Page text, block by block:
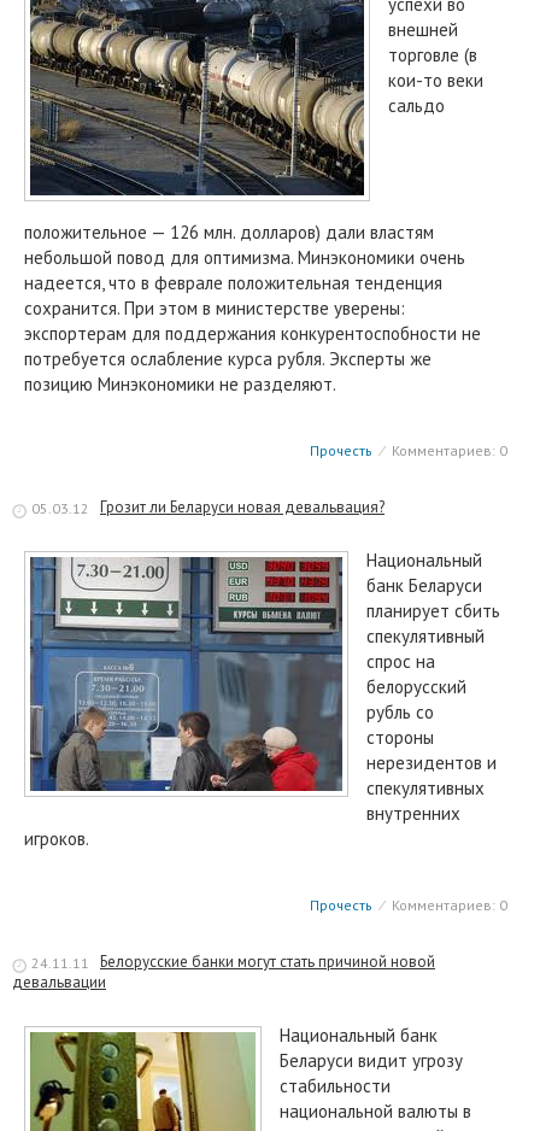
внешней
торговле (в
кои-то веки
сальдо
положительное — 126 млн. долларов) дали властям
небольшой повод для оптимизма. Минэкономики очень
надеется, что в феврале положительная тенденция
сохранится. При этом в министерстве уверены:
экспортерам для поддержания конкурентоспобности не
потребуется ослабление курса рубля. Эксперты же
позицию Минэкономики не разделяют.
Прочесть ⁄ Комментариев: 0
05.03.12 Грозит ли Беларуси новая девальвация?
Национальный
банк Беларуси
планирует сбить
спекулятивный
спрос на
белорусский
рубль со
стороны
нерезидентов и
спекулятивных
внутренних
игроков.
Прочесть ⁄ Комментариев: 0
24.11.11
Белорусские банки могут стать причиной новой
девальвации
Национальный банк
Беларуси видит угрозу
стабильности
национальной валюты в